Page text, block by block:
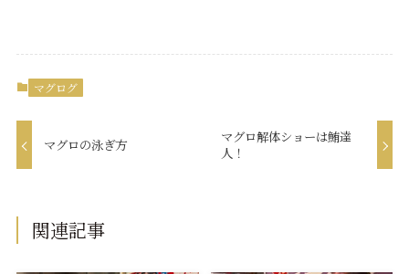
マグログ
マグロの泳ぎ方
マグロ解体ショーは鮪達
人！
関連記事